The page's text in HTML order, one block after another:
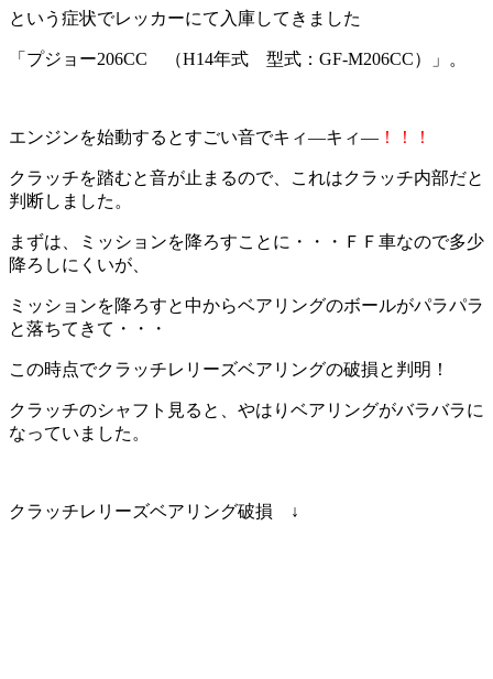
という症状でレッカーにて入庫してきました
「プジョー206CC （H14年式 型式：GF-M206CC）」。
エンジンを始動するとすごい音でキィ―キィ― ！！！
クラッチを踏むと音が止まるので、これはクラッチ内部だと
判断しました。
まずは、ミッションを降ろすことに・・・ＦＦ車なので多少
降ろしにくいが、
ミッションを降ろすと中からベアリングのボールがパラパラ
と落ちてきて・・・
この時点でクラッチレリーズベアリングの破損と判明！
クラッチのシャフト見ると、やはりベアリングがバラバラに
なっていました。
クラッチレリーズベアリング破損 ↓